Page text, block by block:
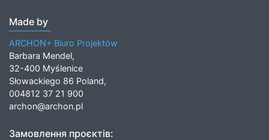
Made by
ARCHON+ Biuro Projektów
Barbara Mendel,
32-400 Myślenice
Słowackiego 86 Poland,
004812 37 21 900
archon@archon.pl
Замовлення проєктів: